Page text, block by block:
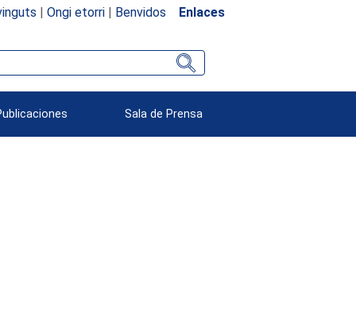
| Ongi etorri| Benvidos Enlaces
Sala de Prensa